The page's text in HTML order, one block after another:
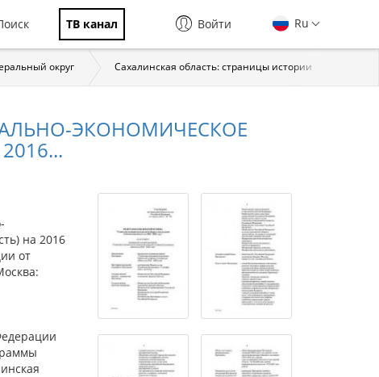
ТВ канал Ru
Войти
округ Сахалинская область: страницы истории
ЭКОНОМИЧЕСКОЕ
на 2016
от